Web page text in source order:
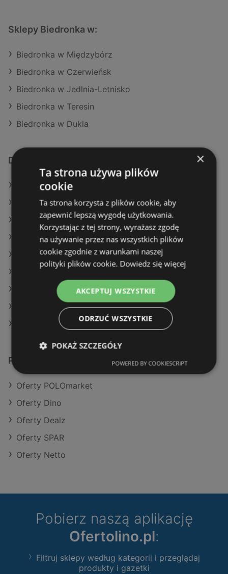
Sklepy Biedronka w:
Biedronka w Międzybórz
Biedronka w Czerwieńsk
Biedronka w Jedlnia-Letnisko
Biedronka w Teresin
Biedronka w Dukla
Dodatkowe łącza
Oferty Biedronka
Oferty Action
Oferty Auchan
Aktualne gazetki Action
Aktualne gazetki Dealz
Aktualne gazetki Żabka
Aktualne gazetki SPAR
Aktualne gazetki Netto
Sklepy Biedronka w Międzyzdroje
Podobne sklepy detaliczne
Oferty POLOmarket
Oferty Dino
Oferty Dealz
Oferty SPAR
Oferty Netto
Pobierz naszą aplikację
Ofertolino.pl:
Filtruj sklepy według kategorii i przeglądaj
produkty i gazetki
×
Ta strona używa plików
cookie
Ta strona korzysta z plików cookie, aby
zapewnić lepszą wygodę użytkowania.
Korzystając z tej strony, wyrażasz zgodę
na używanie przez nas wszystkich plików
cookie zgodnie z warunkami naszej
polityki plików cookie. Dowiedz się więcej
AKCEPTUJ WSZYSTKIE
ODRZUĆ WSZYSTKIE
POKAŻ SZCZEGÓŁY
POWERED BY COOKIESCRIPT